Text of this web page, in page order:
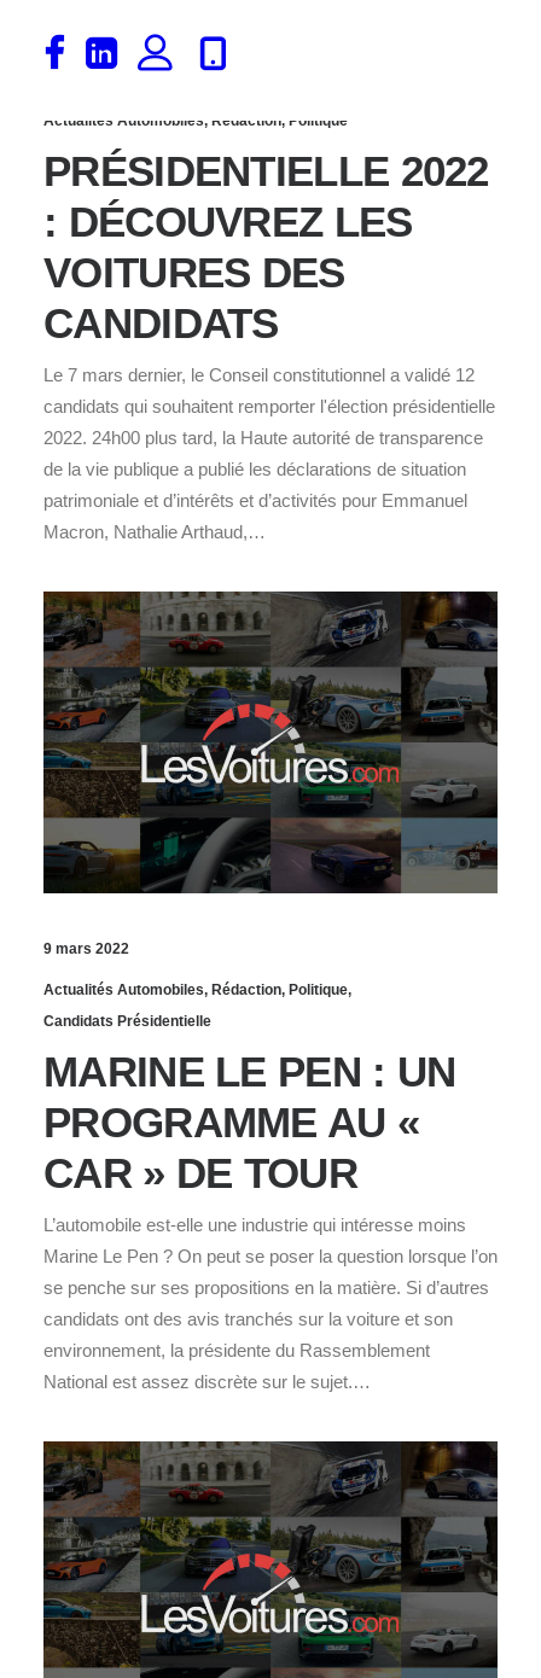
Actualités Automobiles, Rédaction, Politique
PRÉSIDENTIELLE 2022
: DÉCOUVREZ LES
VOITURES DES
CANDIDATS
Le 7 mars dernier, le Conseil constitutionnel a validé 12
candidats qui souhaitent remporter l'élection présidentielle
2022. 24h00 plus tard, la Haute autorité de transparence
de la vie publique a publié les déclarations de situation
patrimoniale et d’intérêts et d’activités pour Emmanuel
Macron, Nathalie Arthaud,…
9 mars 2022
Actualités Automobiles, Rédaction, Politique,
Candidats Présidentielle
MARINE LE PEN : UN
PROGRAMME AU «
CAR » DE TOUR
L’automobile est-elle une industrie qui intéresse moins
Marine Le Pen ? On peut se poser la question lorsque l’on
se penche sur ses propositions en la matière. Si d’autres
candidats ont des avis tranchés sur la voiture et son
environnement, la présidente du Rassemblement
National est assez discrète sur le sujet.…